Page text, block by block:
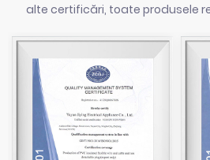
alte certificări, toate produsele